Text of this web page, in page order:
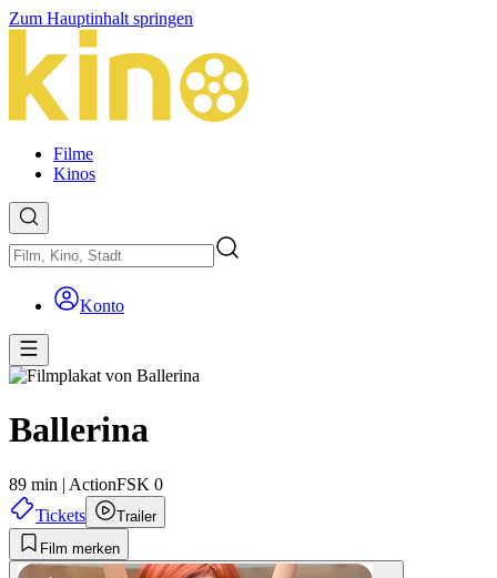
Zum Hauptinhalt springen
Filme
Kinos
Konto
Ballerina
89 min | ActionFSK 0
Tickets
Trailer
Film merken